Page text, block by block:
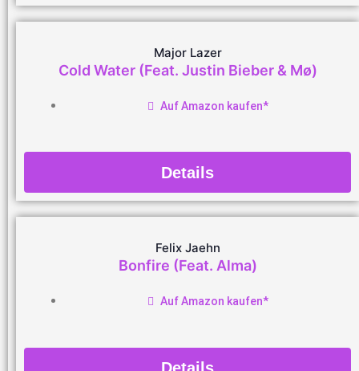
Major Lazer
Cold Water (Feat. Justin Bieber & Mø)
Auf Amazon kaufen*
Details
Felix Jaehn
Bonfire (Feat. Alma)
Auf Amazon kaufen*